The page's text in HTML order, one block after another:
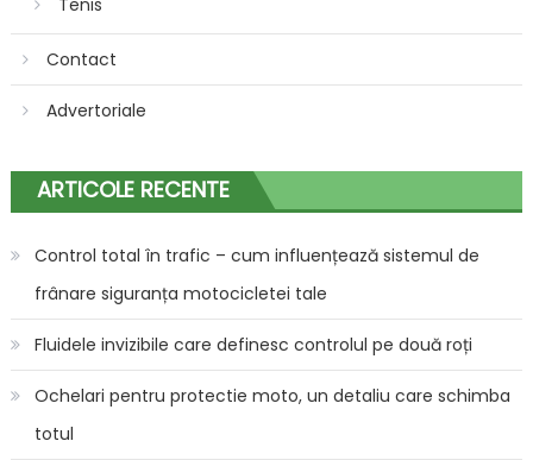
Contact
Advertoriale
ARTICOLE RECENTE
Control total în trafic – cum influențează sistemul de
frânare siguranța motocicletei tale
Fluidele invizibile care definesc controlul pe două roți
Ochelari pentru protectie moto, un detaliu care schimba
totul